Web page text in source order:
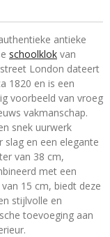
antieke
schoolklok van
London dateert
1820 en is een
voorbeeld van vroeg
vakmanschap.
snek uurwerk
slag en een elegante
van 38 cm,
met een
15 cm, biedt deze
stijlvolle en
toevoeging aan